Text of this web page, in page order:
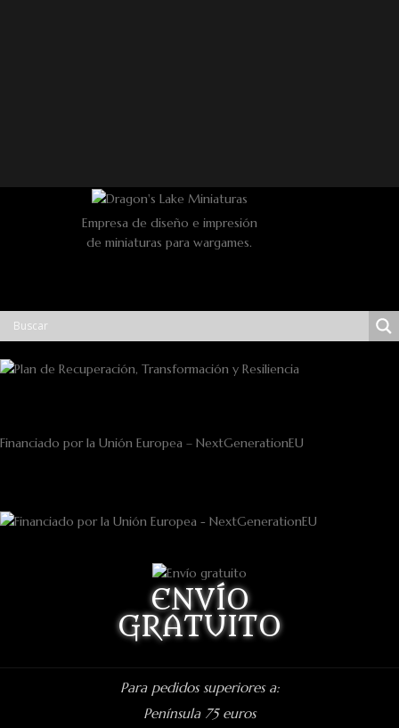
Empresa de diseño e impresión
de miniaturas para wargames.
Financiado por la Unión Europea – NextGenerationEU
ENVÍO
GRATUITO
Para pedidos superiores a:
Península 75 euros